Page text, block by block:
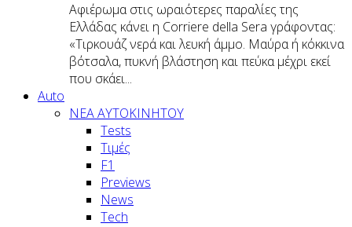
Αφιέρωμα στις ωραιότερες παραλίες της
Ελλάδας κάνει η Corriere della Sera γράφοντας:
«Τιρκουάζ νερά και λευκή άμμο. Μαύρα ή κόκκινα
βότσαλα, πυκνή βλάστηση και πεύκα μέχρι εκεί
που σκάει...
Auto
NEA AYTOKINHTOY
Tests
Τιμές
F1
Previews
News
Tech